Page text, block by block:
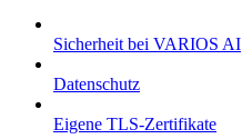
Sicherheit bei VARIOS AI
Datenschutz
Eigene TLS-Zertifikate